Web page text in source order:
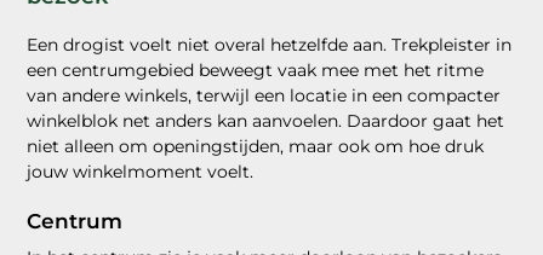
Een drogist voelt niet overal hetzelfde aan. Trekpleister in
een centrumgebied beweegt vaak mee met het ritme
van andere winkels, terwijl een locatie in een compacter
winkelblok net anders kan aanvoelen. Daardoor gaat het
niet alleen om openingstijden, maar ook om hoe druk
jouw winkelmoment voelt.
Centrum